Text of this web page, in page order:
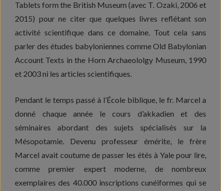
Tablets form the British Museum (avec T. Ozaki, 2006 et
2015) pour ne citer que quelques livres reflétant son
activité scientifique dans ce domaine. Tout cela sans
parler des études babyloniennes comme Old Babylonian
Account Texts in the Horn Archaeololgy Museum, 1990
et 2003 ni les articles scientifiques.
Pendant le temps passé à l’École biblique, le fr. Marcel a
donné chaque année le cours d’akkadien et des
séminaires abordant des sujets spécialisés sur la
Mésopotamie. Devenu professeur émérite, le frère
Marcel avait coutume de passer les étés à Yale pour lire,
comme premier expert moderne, de nombreux
exemplaires des 40.000 inscriptions cunéiformes qui se